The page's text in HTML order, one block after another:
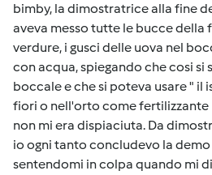
bimby, la dimostratrice alla fine
aveva messo tutte le bucce della
verdure, i gusci delle uova nel
con acqua, spiegando che cosi si
boccale e che si poteva usare " il
fiori o nell'orto come fertilizzante
non mi era dispiaciuta. Da
io ogni tanto concludevo la
sentendomi in colpa quando mi